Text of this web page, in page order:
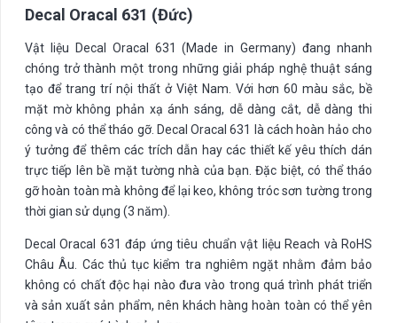
Decal Oracal 631 (Đức)
Vật liệu Decal Oracal 631 (Made in Germany) đang nhanh
chóng trở thành một trong những giải pháp nghệ thuật sáng
tạo để trang trí nội thất ở Việt Nam. Với hơn 60 màu sắc, bề
mặt mờ không phản xạ ánh sáng, dễ dàng cắt, dễ dàng thi
công và có thể tháo gỡ. Decal Oracal 631 là cách hoàn hảo cho
ý tưởng để thêm các trích dẫn hay các thiết kế yêu thích dán
trực tiếp lên bề mặt tường nhà của bạn. Đặc biệt, có thể tháo
gỡ hoàn toàn mà không để lại keo, không tróc sơn tường trong
thời gian sử dụng (3 năm).
Decal Oracal 631 đáp ứng tiêu chuẩn vật liệu Reach và RoHS
Châu Âu. Các thủ tục kiểm tra nghiêm ngặt nhằm đảm bảo
không có chất độc hại nào đưa vào trong quá trình phát triển
và sản xuất sản phẩm, nên khách hàng hoàn toàn có thể yên